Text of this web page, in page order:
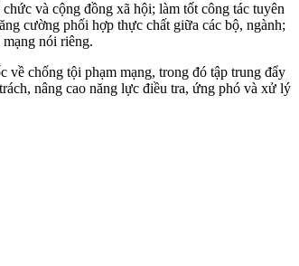
và cộng đồng xã hội; làm tốt công tác tuyên
cường phối hợp thực chất giữa các bộ, ngành;
nói riêng.
chống tội phạm mạng, trong đó tập trung đẩy
nâng cao năng lực điều tra, ứng phó và xử lý